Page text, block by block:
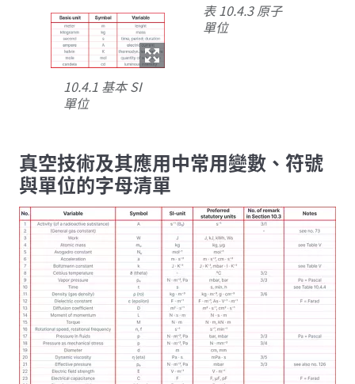
10.4.1 基本 SI
單位
表 10.4.3 原子
單位
真空技術及其應用中常用變數、符號
與單位的字母清單